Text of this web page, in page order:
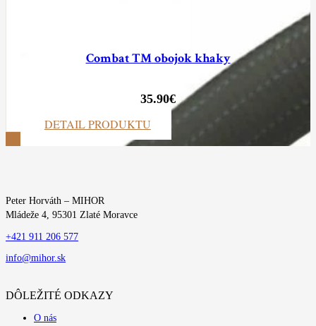
Combat TM obojok khaky
35.90€
DETAIL PRODUKTU
Peter Horváth – MIHOR
Mládeže 4, 95301 Zlaté Moravce
+421 911 206 577
info@mihor.sk
DÔLEŽITÉ ODKAZY
O nás